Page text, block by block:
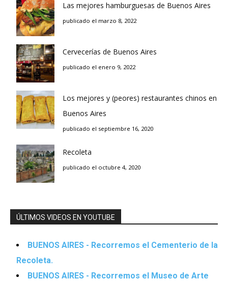
Las mejores hamburguesas de Buenos Aires
publicado el marzo 8, 2022
Cervecerías de Buenos Aires
publicado el enero 9, 2022
Los mejores y (peores) restaurantes chinos en
Buenos Aires
publicado el septiembre 16, 2020
Recoleta
publicado el octubre 4, 2020
ÚLTIMOS VIDEOS EN YOUTUBE
BUENOS AIRES - Recorremos el Cementerio de la
Recoleta.
BUENOS AIRES - Recorremos el Museo de Arte